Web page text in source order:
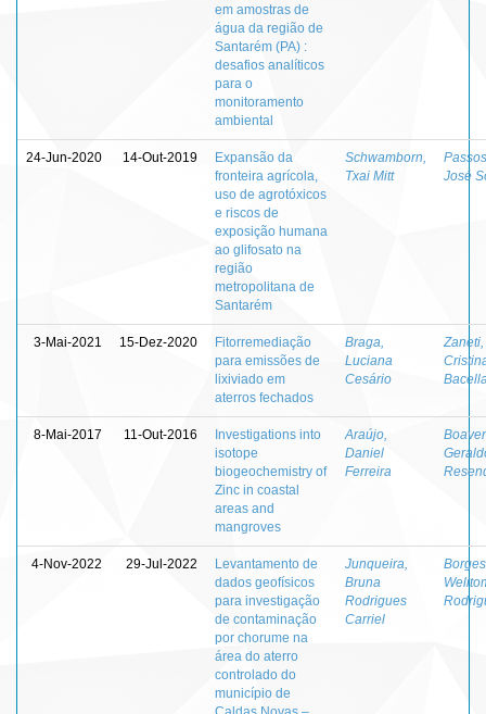
em amostras de
água da região de
Santarém (PA) :
desafios analíticos
para o
monitoramento
ambiental
24-Jun-2020 14-Out-2019
Expansão da
fronteira agrícola,
uso de agrotóxicos
e riscos de
exposição humana
ao glifosato na
região
metropolitana de
Santarém
Schwamborn,
Txai Mitt
José
3-Mai-2021 15-Dez-2020
Fitorremediação
para emissões de
lixiviado em
aterros fechados
Braga,
Luciana
Cesário
8-Mai-2017 11-Out-2016
Investigations into
isotope
biogeochemistry of
Zinc in coastal
areas and
mangroves
Araújo,
Daniel
Ferreira
4-Nov-2022 29-Jul-2022
Levantamento de
dados geofísicos
para investigação
de contaminação
por chorume na
área do aterro
controlado do
município de
Junqueira,
Bruna
Rodrigues
Carriel